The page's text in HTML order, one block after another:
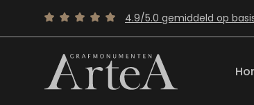
4.9/5.0 gemiddeld op